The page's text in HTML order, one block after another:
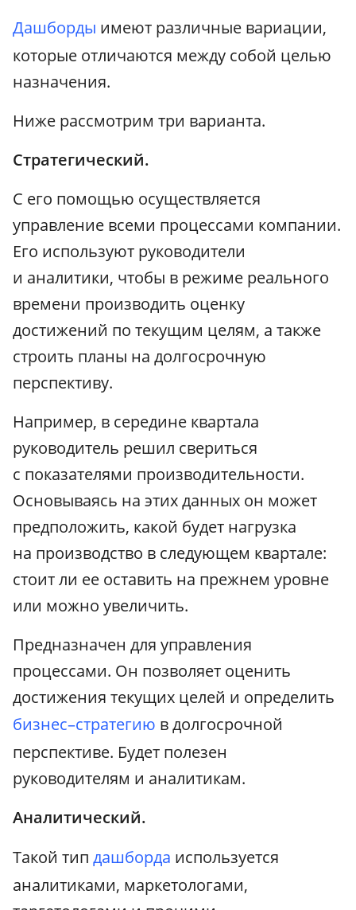
Дашборды имеют различные вариации,
которые отличаются между собой целью
назначения.
Ниже рассмотрим три варианта.
Стратегический.
С его помощью осуществляется
управление всеми процессами компании.
Его используют руководители
и аналитики, чтобы в режиме реального
времени производить оценку
достижений по текущим целям, а также
строить планы на долгосрочную
перспективу.
Например, в середине квартала
руководитель решил свериться
с показателями производительности.
Основываясь на этих данных он может
предположить, какой будет нагрузка
на производство в следующем квартале:
стоит ли ее оставить на прежнем уровне
или можно увеличить.
Предназначен для управления
процессами. Он позволяет оценить
достижения текущих целей и определить
бизнес–стратегию в долгосрочной
перспективе. Будет полезен
руководителям и аналитикам.
Аналитический.
Такой тип дашборда используется
аналитиками, маркетологами,